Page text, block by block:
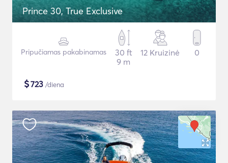
Prince 30, True Exclusive
Pripučiamas pakabinamas
30 ft
9 m
12 Kruizinė 0
$723 /diena